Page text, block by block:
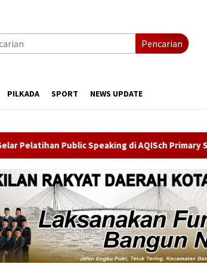
Pencarian
PILKADA SPORT NEWS UPDATE
AQISch Primary School, Cetak Generasi Muda